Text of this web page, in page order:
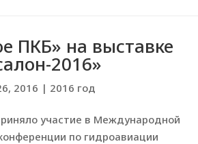
ПКБ» на выставке
2016»
2016 | 2016 год
участие в Международной
по гидроавиации